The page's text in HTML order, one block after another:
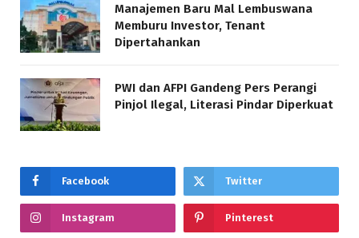
Manajemen Baru Mal Lembuswana
Memburu Investor, Tenant
Dipertahankan
PWI dan AFPI Gandeng Pers Perangi
Pinjol Ilegal, Literasi Pindar Diperkuat
Facebook Twitter
Instagram Pinterest